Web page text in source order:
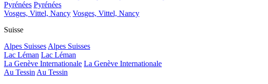
Pyrénées Pyrénées
Vosges, Vittel, Nancy Vosges, Vittel, Nancy
Suisse
Alpes SuissesAlpes Suisses
Lac Léman Lac Léman
La Genève Internationale La Genève Internationale
Au TessinAu Tessin